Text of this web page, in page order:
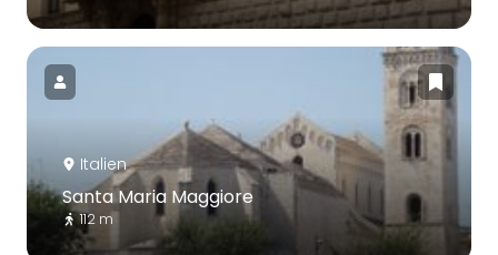
Italien
Santa Maria Maggiore
112 m